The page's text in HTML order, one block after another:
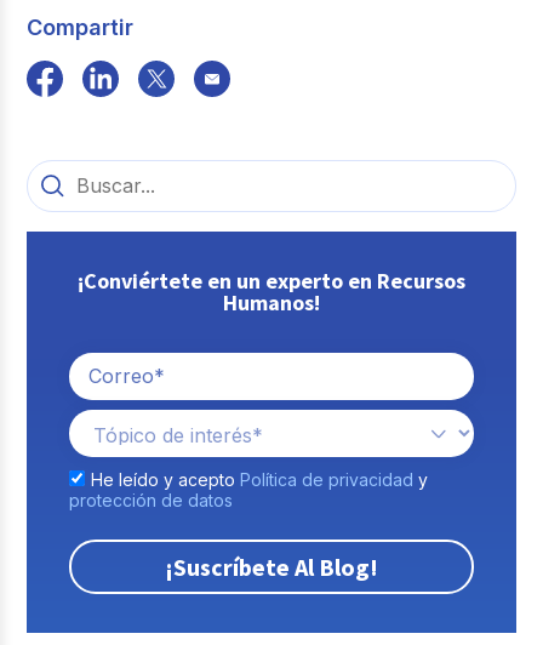
Compartir
¡Conviértete en un experto en Recursos
Humanos!
He leído y acepto Política de privacidad y
protección de datos